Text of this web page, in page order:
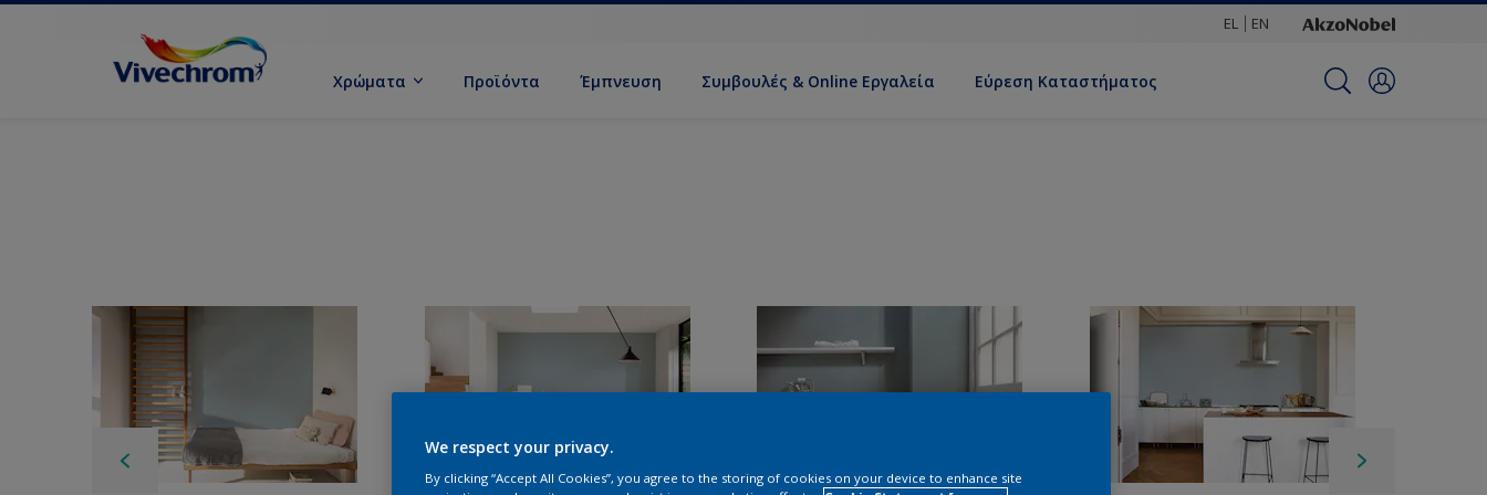
EL EN
Χρώματα Προϊόντα Έμπνευση Συμβουλές & Online Εργαλεία Εύρεση Καταστήματος
We respect your privacy.
By clicking “Accept All Cookies”, you agree to the storing of cookies on your device to enhance site